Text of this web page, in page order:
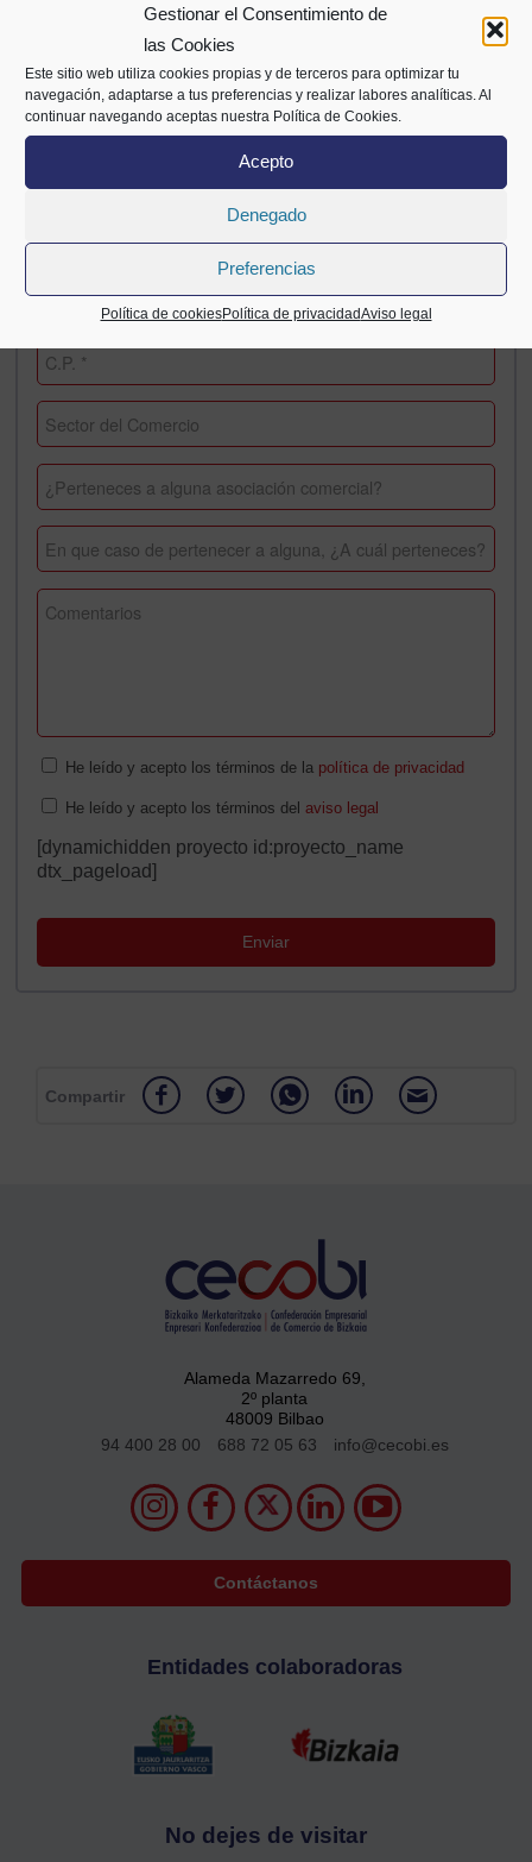
Gestionar el Consentimiento de
las Cookies
Este sitio web utiliza cookies propias y de terceros para optimizar tu
navegación, adaptarse a tus preferencias y realizar labores analíticas. Al
continuar navegando aceptas nuestra Política de Cookies.
Acepto
Denegado
Preferencias
Política de cookiesPolítica de privacidadAviso legal
He leído y acepto los términos de la política de privacidad
He leído y acepto los términos delaviso legal
[dynamichidden proyecto id:proyecto_name
dtx_pageload]
Compartir
Alameda Mazarredo 69,
2º planta
48009 Bilbao
94 400 28 00
688 72 05 63 info@cecobi.es
Contáctanos
Entidades colaboradoras
No dejes de visitar